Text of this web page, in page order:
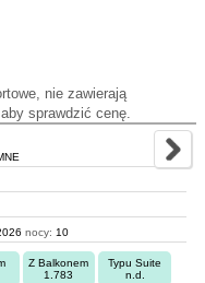
nie zawierają
sprawdzić cenę.
nocy: 10
Z Balkonem
1.783
Typu Suite
n.d.